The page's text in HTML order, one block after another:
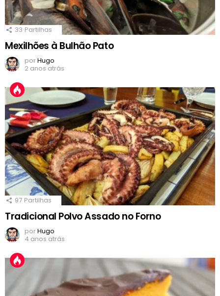
33 Partilhas
Mexilhões à Bulhão Pato
porHugo
2 anos atrás
97 Partilhas
Tradicional Polvo Assado no Forno
porHugo
4 anos atrás